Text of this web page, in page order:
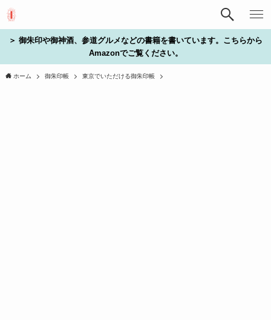
＞ 御朱印や御神酒、参道グルメなどの書籍を書いています。こちらから
Amazonでご覧ください。
ホーム 御朱印帳 東京でいただける御朱印帳